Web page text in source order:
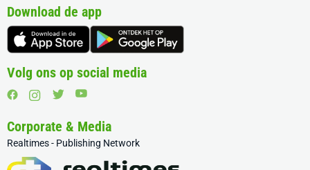
Download de app
Volg ons op social media
Corporate & Media
Realtimes - Publishing Network